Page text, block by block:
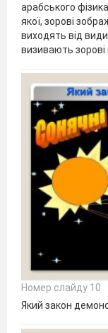
арабського
якої, зорові
виходять від
визивають зорові
Номер слайду 10
Який закон